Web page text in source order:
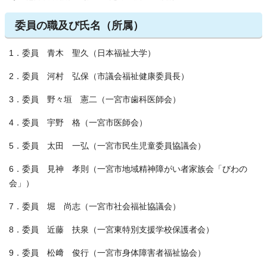
委員の職及び氏名（所属）
1．委員 青木 聖久（日本福祉大学）
2．委員 河村 弘保（市議会福祉健康委員長）
3．委員 野々垣 憲二（一宮市歯科医師会）
4．委員 宇野 格（一宮市医師会）
5．委員 太田 一弘（一宮市民生児童委員協議会）
6．委員 見神 孝則（一宮市地域精神障がい者家族会「びわの
会」）
7．委員 堀 尚志（一宮市社会福祉協議会）
8．委員 近藤 扶泉（一宮東特別支援学校保護者会）
9．委員 松﨑 俊行（一宮市身体障害者福祉協会）